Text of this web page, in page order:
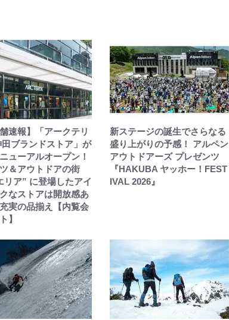
舗速報】「アークテリ
田ブランドストア」が
ューアルオープン！
＆アウトドアの街
リア” に登場したアイ
なストアは開放感あ
実の品揃え【内覧会
】
新ステージの誕生でさらなる
盛り上がりの予感！ アルペン
アウトドアーズ プレゼンツ
『HAKUBA ヤッホー！FEST
IVAL 2026』